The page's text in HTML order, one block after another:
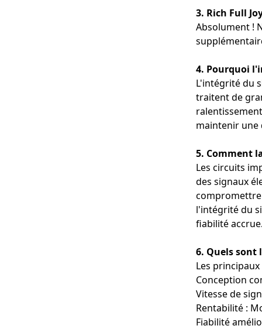
3. Rich Full
Absolument !
4. Pourquoi
L'intégrité du
traitent de
maintenir une
5. Comment
Les circuits
des signaux
compromettre
l'intégrité du
fiabilité accrue.
6. Quels sont
Les
Conception
Vitesse de
Rentabilité :
Fiabilité